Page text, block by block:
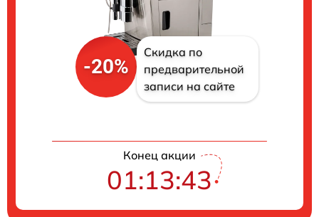
-20%
Скидка по
предварительной
записи на сайте
Конец акции
01:13:43